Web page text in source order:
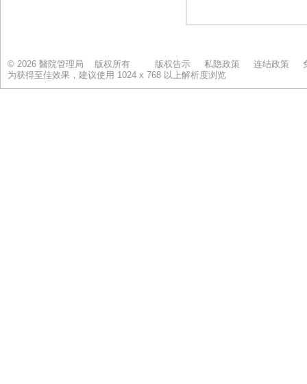
© 2026 醫院管理局 版权所有 版权告示 私隐政策 连结政策
为获得至佳效果，建议使用 1024 x 768 以上解析度浏览